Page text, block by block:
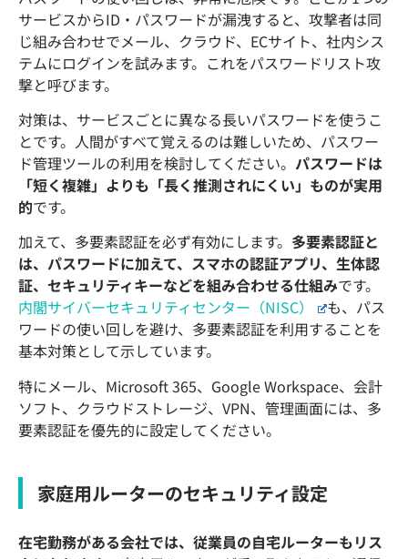
サービスからID・パスワードが漏洩すると、攻撃者は同
じ組み合わせでメール、クラウド、ECサイト、社内シス
テムにログインを試みます。これをパスワードリスト攻
撃と呼びます。
対策は、サービスごとに異なる長いパスワードを使うこ
とです。人間がすべて覚えるのは難しいため、パスワー
ド管理ツールの利用を検討してください。 パスワードは
「短く複雑」よりも「長く推測されにくい」ものが実用
的です。
加えて、多要素認証を必ず有効にします。 多要素認証と
は、パスワードに加えて、スマホの認証アプリ、生体認
証、セキュリティキーなどを組み合わせる仕組みです。
内閣サイバーセキュリティセンター（NISC）
も、パス
ワードの使い回しを避け、多要素認証を利用することを
基本対策として示しています。
特にメール、Microsoft 365、Google Workspace、会計
ソフト、クラウドストレージ、VPN、管理画面には、多
要素認証を優先的に設定してください。
家庭用ルーターのセキュリティ設定
在宅勤務がある会社では、従業員の自宅ルーターもリス